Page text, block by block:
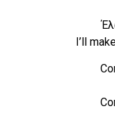
I’ll